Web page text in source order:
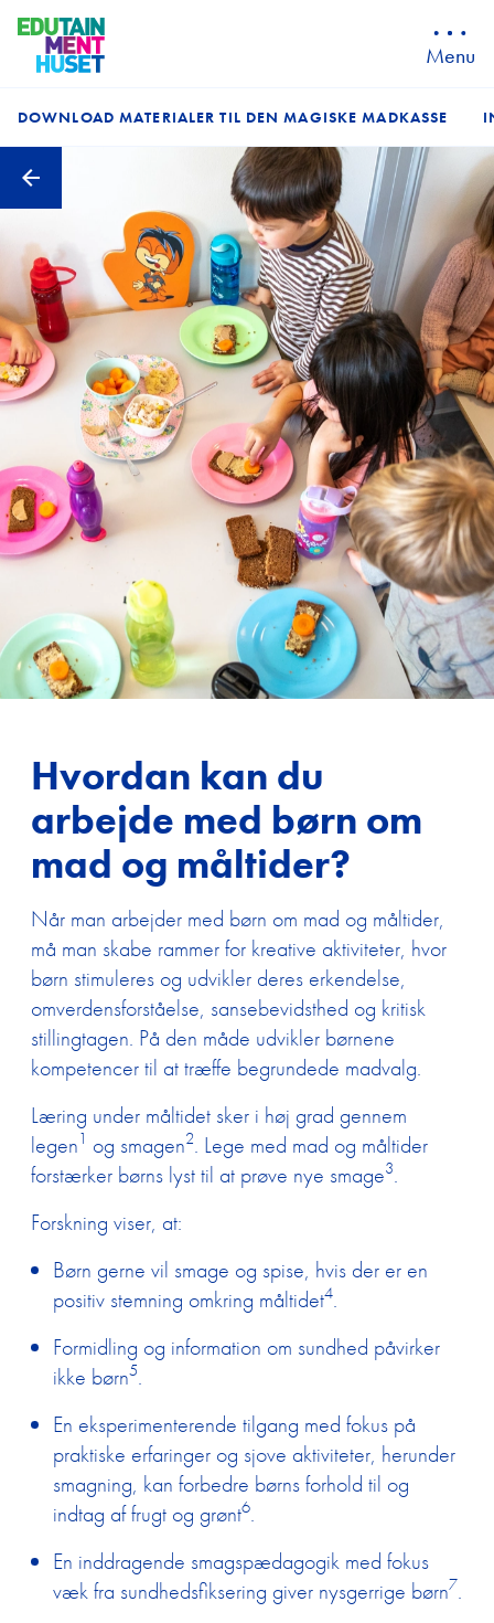
Menu
DOWNLOAD MATERIALER TIL DEN MAGISKE MADKASSE
Hvordan kan du
arbejde med børn om
mad og måltider?
Når man arbejder med børn om mad og måltider,
må man skabe rammer for kreative aktiviteter, hvor
børn stimuleres og udvikler deres erkendelse,
omverdensforståelse, sansebevidsthed og kritisk
stillingtagen. På den måde udvikler børnene
kompetencer til at træffe begrundede madvalg.
Læring under måltidet sker i høj grad gennem
legen1 og smagen2. Lege med mad og måltider
forstærker børns lyst til at prøve nye smage3.
Forskning viser, at:
Børn gerne vil smage og spise, hvis der er en
positiv stemning omkring måltidet4.
Formidling og information om sundhed påvirker
ikke børn5.
En eksperimenterende tilgang med fokus på
praktiske erfaringer og sjove aktiviteter, herunder
smagning, kan forbedre børns forhold til og
indtag af frugt og grønt6.
En inddragende smagspædagogik med fokus
væk fra sundhedsfiksering giver nysgerrige børn7.